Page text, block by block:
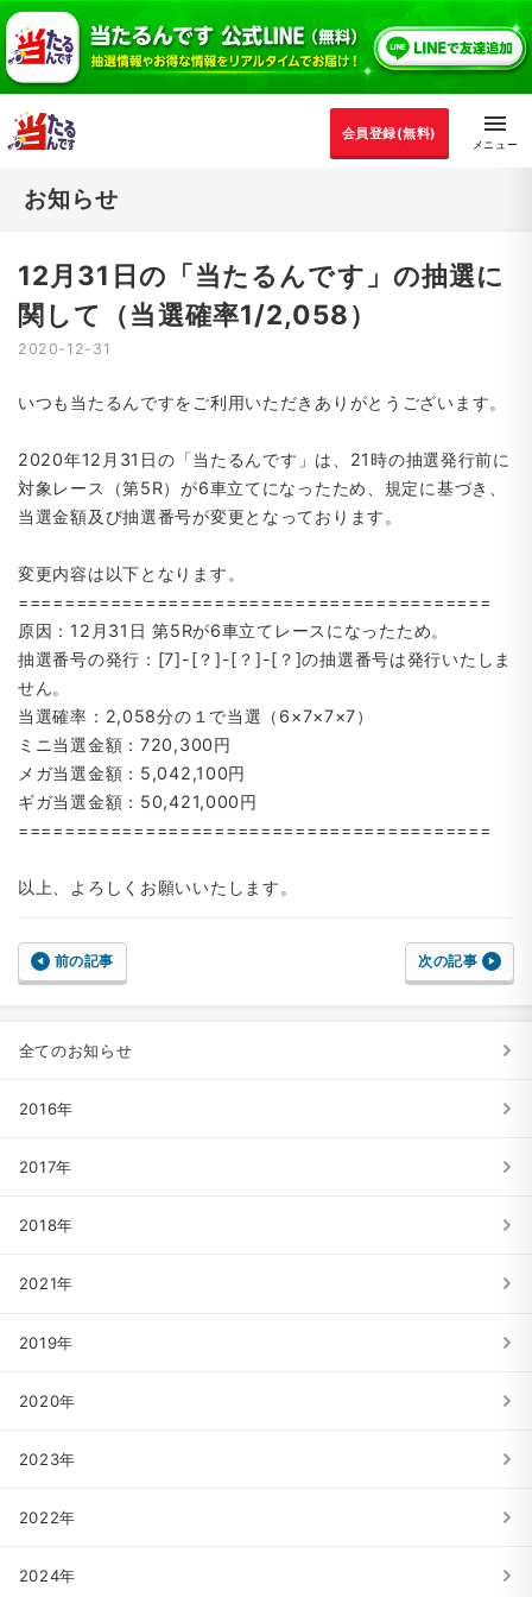
会員登録(無料)
お知らせ
12月31日の「当たるんです」の抽選に
関して（当選確率1/2,058）
2020-12-31
いつも当たるんですをご利用いただきありがとうございます。
2020年12月31日の「当たるんです」は、21時の抽選発行前に
対象レース（第5R）が6車立てになったため、規定に基づき、
当選金額及び抽選番号が変更となっております。
変更内容は以下となります。
=========================================
原因：12月31日 第5Rが6車立てレースになったため。
抽選番号の発行：[7]-[？]-[？]-[？]の抽選番号は発行いたしま
せん。
当選確率：2,058分の１で当選（6×7×7×7）
ミニ当選金額：720,300円
メガ当選金額：5,042,100円
ギガ当選金額：50,421,000円
=========================================
以上、よろしくお願いいたします。
前の記事 次の記事
全てのお知らせ
2016年
2017年
2018年
2021年
2019年
2020年
2023年
2022年
2024年